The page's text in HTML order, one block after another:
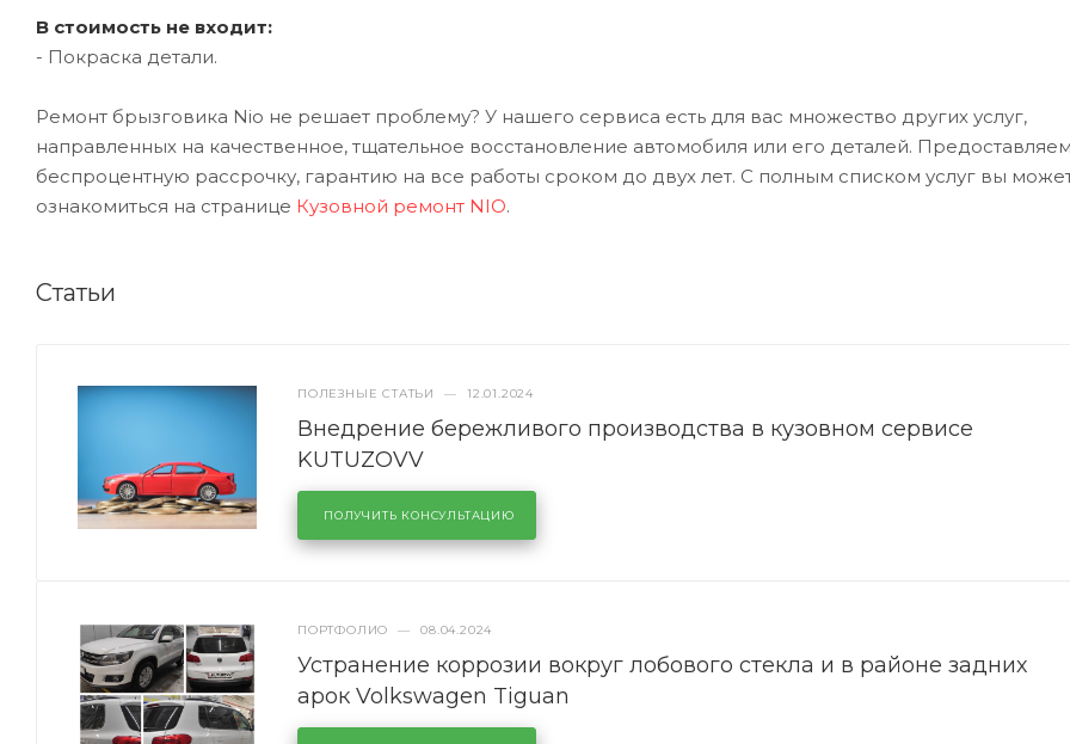
В стоимость не входит:
- Покраска детали.
Ремонт брызговика Nio не решает проблему? У нашего сервиса есть для вас множество других услуг,
направленных на качественное, тщательное восстановление автомобиля или его деталей.
беспроцентную рассрочку, гарантию на все работы сроком до двух лет. С полным списком услуг вы
ознакомиться на странице Кузовной ремонт NIO.
Статьи
ПОЛЕЗНЫЕ СТАТЬИ — 12.01.2024
Внедрение бережливого производства в кузовном сервисе
KUTUZOVV
ПОЛУЧИТЬ КОНСУЛЬТАЦИЮ
ПОРТФОЛИО — 08.04.2024
Устранение коррозии вокруг лобового стекла и в районе задних
арок Volkswagen Tiguan